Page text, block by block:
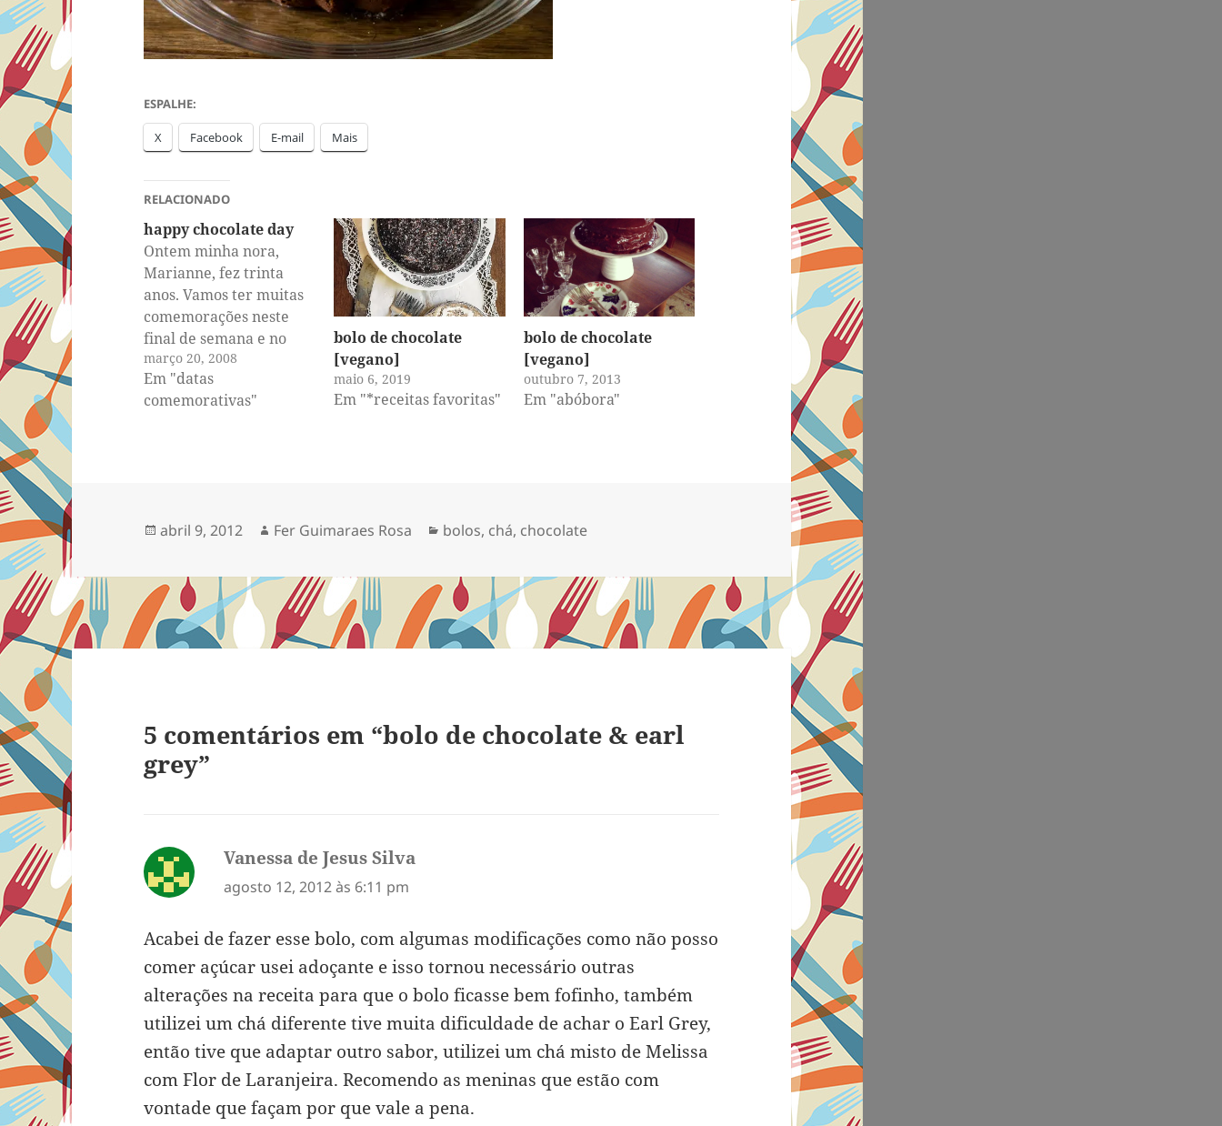
ESPALHE:
X Facebook E-mail Mais
RELACIONADO
happy chocolate day
Ontem minha nora,
Marianne, fez trinta
anos. Vamos ter muitas
comemorações neste
final de semana e no
próximo. Como é de
praxe, eu já fiquei toda
animada com a
trabalhão…
março 20, 2008
Em "datas
comemorativas"
bolo de chocolate
[vegano]
maio 6, 2019
Em "*receitas favoritas"
bolo de chocolate
[vegano]
outubro 7, 2013
Em "abóbora"
Publicado
abril 9, 2012 Autor
Fer Guimaraes Rosa Categorias
bolos, chá, chocolate
5 comentários em “bolo de chocolate & earl
grey”
Vanessa de Jesus Silva
agosto 12, 2012 às 6:11 pm
Acabei de fazer esse bolo, com algumas modificações como não posso
comer açúcar usei adoçante e isso tornou necessário outras
alterações na receita para que o bolo ficasse bem fofinho, também
utilizei um chá diferente tive muita dificuldade de achar o Earl Grey,
então tive que adaptar outro sabor, utilizei um chá misto de Melissa
com Flor de Laranjeira. Recomendo as meninas que estão com
vontade que façam por que vale a pena.